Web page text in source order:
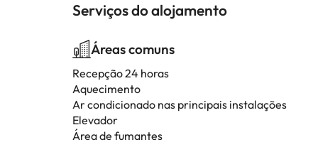
Serviços do alojamento
Áreas comuns
Recepção 24 horas
Aquecimento
Ar condicionado nas principais instalações
Elevador
Área de fumantes